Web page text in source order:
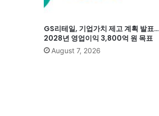
GS리테일, 기업가치 제고 계획 발표…
2028년 영업이익 3,800억 원 목표
August 7, 2026